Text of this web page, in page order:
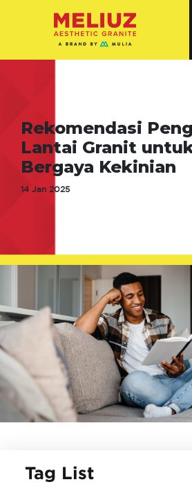
Rekomendasi
Lantai Granit
Bergaya Kekinian
14 Jan 2025
Tag List